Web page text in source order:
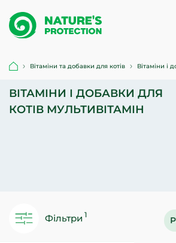
Вітаміни та добавки для котів Вітаміни і
ВІТАМІНИ І ДОБАВКИ ДЛЯ
КОТІВ МУЛЬТИВІТАМІН
Фільтри